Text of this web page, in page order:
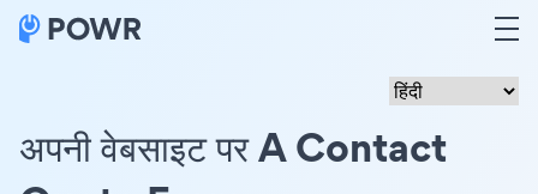
अपनी वेबसाइट पर A Contact